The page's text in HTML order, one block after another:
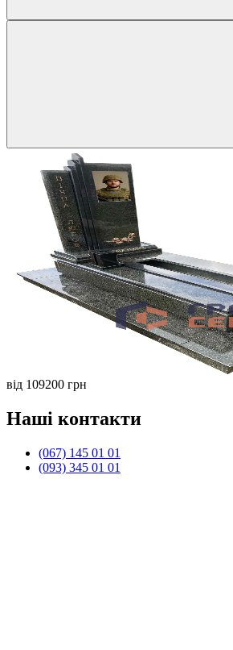
від 109200 грн
Наші контакти
(067) 145 01 01
(093) 345 01 01